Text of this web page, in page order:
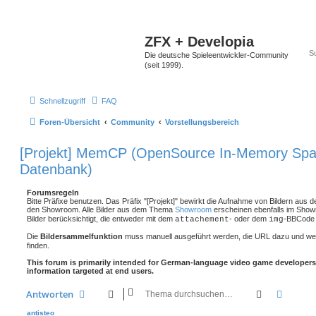
ZFX + Developia
Die deutsche Spieleentwickler-Community
(seit 1999).
Schnellzugriff FAQ
Foren-Übersicht Community Vorstellungsbereich
[Projekt] MemCP (OpenSource In-Memory
Datenbank)
Forumsregeln
Bitte Präfixe benutzen. Das Präfix "[Projekt]" bewirkt die Aufnahme von Bildern aus
den Showroom. Alle Bilder aus dem Thema Showroom erscheinen ebenfalls im
Bilder berücksichtigt, die entweder mit dem attachement- oder dem img-
Die Bildersammelfunktion muss manuell ausgeführt werden, die URL dazu und
finden.
This forum is primarily intended for German-language video game
information targeted at end users.
Antworten Suche
antisteo